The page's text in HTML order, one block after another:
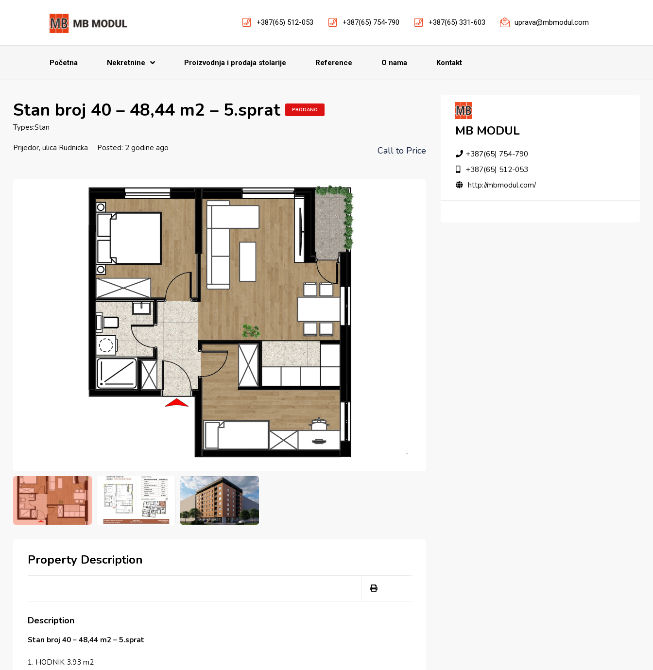
+387(65) 512-053 +387(65) 754-790 +387(65) 331-603 uprava@mbmodul.com
Početna Nekretnine Proizvodnja i prodaja stolarije Reference O nama Kontakt
Stan broj 40 – 48,44 m2 – 5.sprat PRODANO
Types:Stan
Prijedor, ulica Rudnicka Posted: 2 godine ago Call to Price
Property Description
Description
Stan broj 40 – 48,44 m2 – 5.sprat
1. HODNIK 3.93 m2
MB MODUL
+387(65) 754-790
+387(65) 512-053
http://mbmodul.com/